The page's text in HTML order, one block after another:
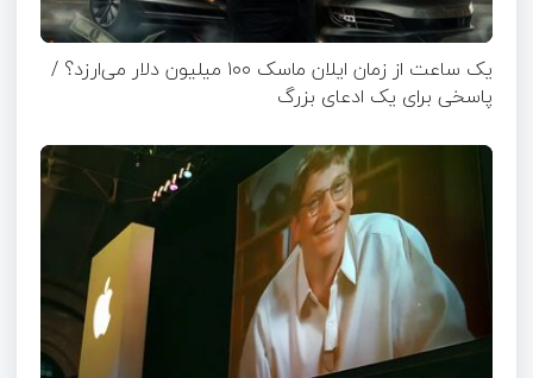
یک ساعت از زمان ایلان ماسک ۱۰۰ میلیون دلار می‌ارزد؟ /
پاسخی برای یک ادعای بزرگ